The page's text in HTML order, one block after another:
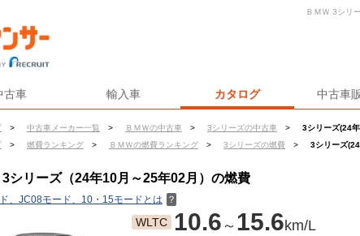
古車 輸入車 カタログ 中古車
> 中古車メーカー一覧 > ＢＭＷの中古車 > 3シリーズの中古車 >
3シリーズ(24
> 燃費ランキング > ＢＭＷの燃費ランキング > 3シリーズの燃費 > 3シリーズ
ＢＭＷ 3シリ
3シリーズ（24年10月～25年02月）の燃費
、JC08モード、10・15モードとは ？
WLTC 10.6 ～ 15.6km/L